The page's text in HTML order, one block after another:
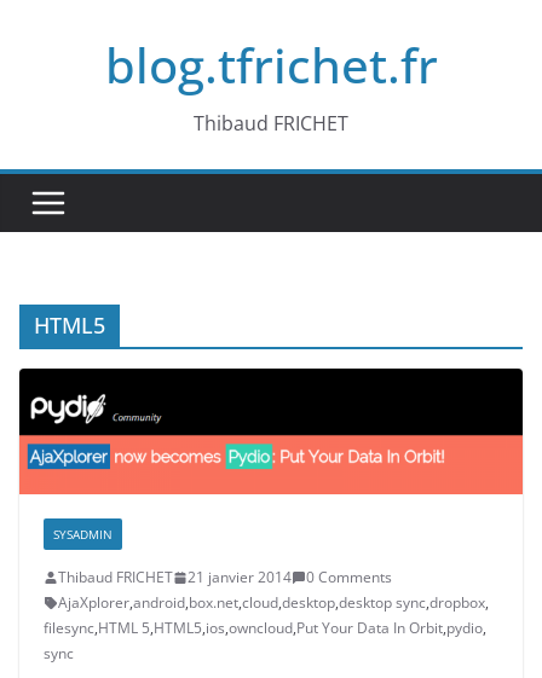
blog.tfrichet.fr
Thibaud FRICHET
HTML5
SYSADMIN
Thibaud FRICHET 21 janvier 2014
0 Comments
AjaXplorer,android,box.net,cloud,desktop,desktop sync,dropbox,
filesync,HTML 5,HTML5,ios,owncloud,Put Your Data In Orbit,pydio,
sync